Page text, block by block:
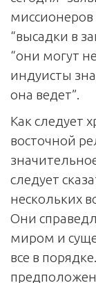
миссионеров
“высадки в
“они могут
индуисты
она ведет”.
Как следует
восточной
следует
нескольких
Они
миром и
все в